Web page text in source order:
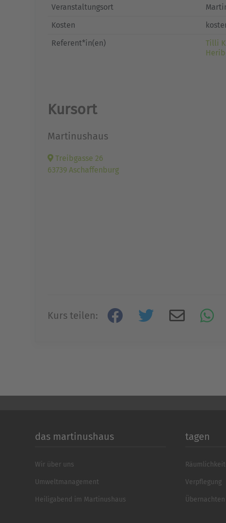
Veranstaltungsort
Kosten
Referent*in(en)
Tilli
Kursort
Martinushaus
Treibgasse 26
63739 Aschaffenburg
Kurs teilen:
das martinushaus
Wir über uns
Umweltmanagement
Heiligabend im Martinushaus
tagen
Verpflegung
Übernachten